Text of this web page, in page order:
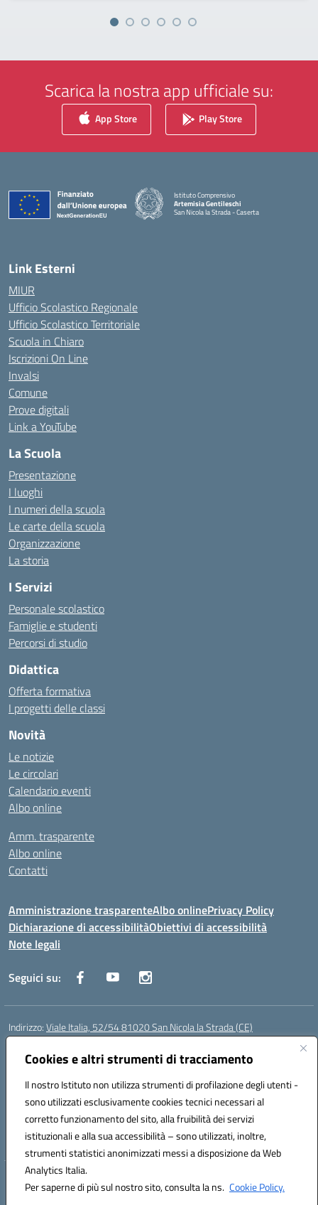
Cookies e altri strumenti di tracciamento
Il nostro Istituto non utilizza strumenti di profilazione degli utenti -
sono utilizzati esclusivamente cookies tecnici necessari al
corretto funzionamento del sito, alla fruibilità dei servizi
istituzionali e alla sua accessibilità – sono utilizzati, inoltre,
strumenti statistici anonimizzati messi a disposizione da Web
Analytics Italia.
Per saperne di più sul nostro sito, consulta la ns. Cookie Policy.
Scarica la nostra app ufficiale su:
App Store Play Store
Istituto Comprensivo
Artemisia Gentileschi
San Nicola la Strada - Caserta
Link Esterni
MIUR
Ufficio Scolastico Regionale
Ufficio Scolastico Territoriale
Scuola in Chiaro
Iscrizioni On Line
Invalsi
Comune
Prove digitali
Link a YouTube
La Scuola
Presentazione
I luoghi
I numeri della scuola
Le carte della scuola
Organizzazione
La storia
I Servizi
Personale scolastico
Famiglie e studenti
Percorsi di studio
Didattica
Offerta formativa
I progetti delle classi
Novità
Le notizie
Le circolari
Calendario eventi
Albo online
Amm. trasparente
Albo online
Contatti
Amministrazione trasparenteAlbo onlinePrivacy Policy
Dichiarazione di accessibilitàObiettivi di accessibilità
Note legali
Seguici su:
Indirizzo:Viale Italia, 52/54 81020 San Nicola la Strada (CE)
Centralino:
Posta elettronica certificata (PEC):ceic86700d@pec.istruzione.it
Codice fiscale: 93081990611
Codice meccanografico:CEIC86700D
Codice Indice delle Pubbliche Amministrazioni (IPA): istsc_ceic86700d
Codice unico di fatturazione (CUF): XLWGV9
Hosting & Powered by 3D Solution S.r.l.
Concept & Design by Designers Italia